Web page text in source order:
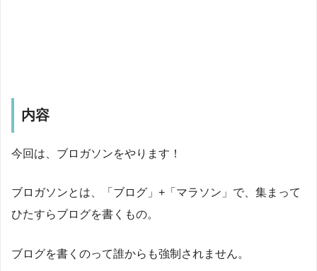
内容
今回は、ブロガソンをやります！
ブロガソンとは、「ブログ」+「マラソン」で、集まって
ひたすらブログを書くもの。
ブログを書くのって誰からも強制されません。